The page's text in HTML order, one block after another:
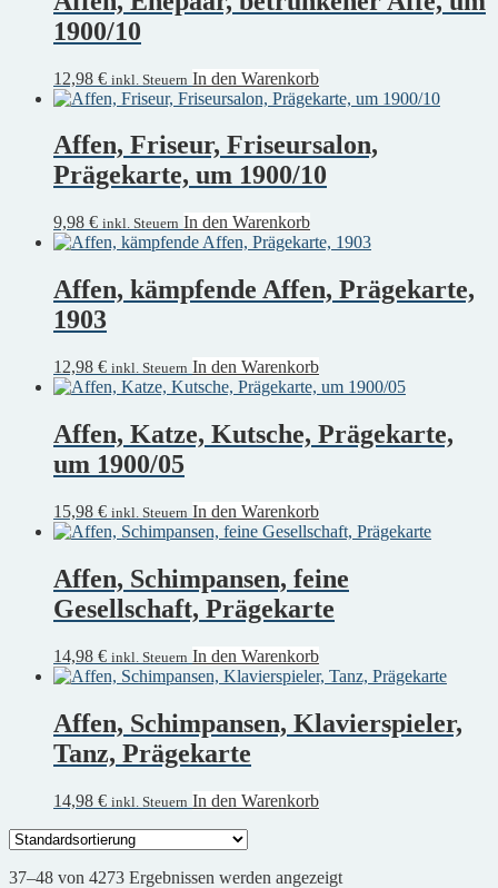
1900/10
12,98 € inkl. Steuern In den Warenkorb
Affen, Friseur, Friseursalon,
Prägekarte, um 1900/10
9,98 € inkl. Steuern In den Warenkorb
Affen, kämpfende Affen, Prägekarte,
1903
12,98 € inkl. Steuern In den Warenkorb
Affen, Katze, Kutsche, Prägekarte,
um 1900/05
15,98 € inkl. Steuern In den Warenkorb
Affen, Schimpansen, feine
Gesellschaft, Prägekarte
14,98 € inkl. Steuern In den Warenkorb
Affen, Schimpansen, Klavierspieler,
Tanz, Prägekarte
14,98 € inkl. Steuern In den Warenkorb
37–48 von 4273 Ergebnissen werden angezeigt